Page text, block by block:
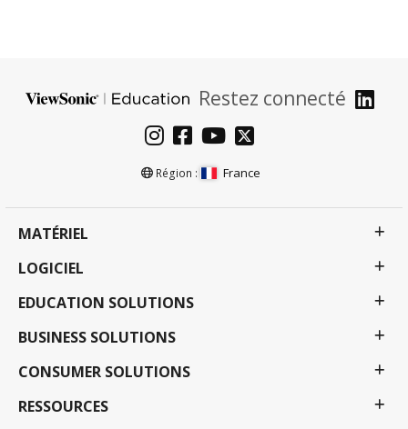
Restez connecté
Région : France
MATÉRIEL
LOGICIEL
EDUCATION SOLUTIONS
BUSINESS SOLUTIONS
CONSUMER SOLUTIONS
RESSOURCES